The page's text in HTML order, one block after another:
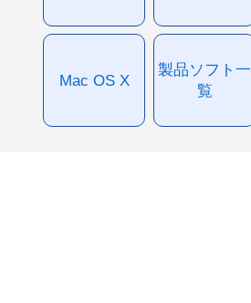
Mac OS X
製品ソフト一
覧